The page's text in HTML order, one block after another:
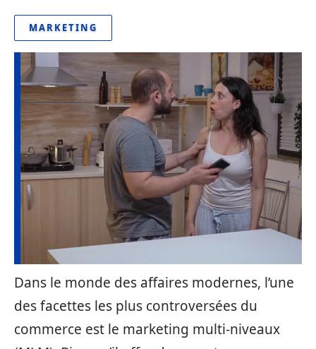
MARKETING
Dans le monde des affaires modernes, l’une
des facettes les plus controversées du
commerce est le marketing multi-niveaux